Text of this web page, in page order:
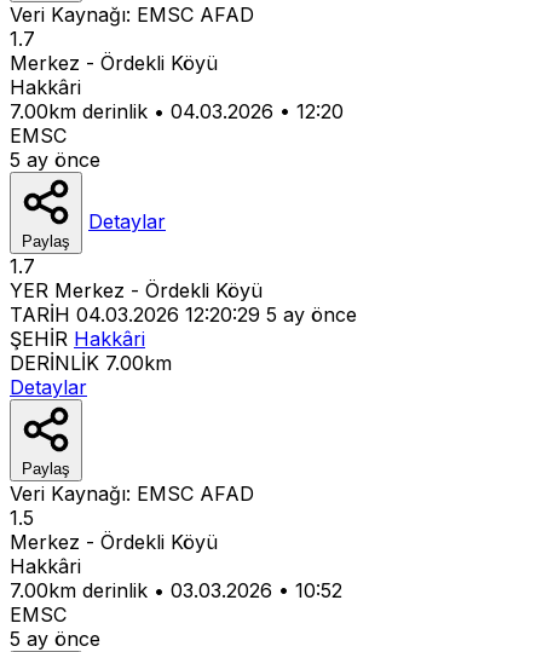
Veri Kaynağı: EMSC AFAD
1.7
Merkez - Ördekli Köyü
Hakkâri
7.00km derinlik • 04.03.2026 • 12:20
EMSC
5 ay önce
Paylaş
Detaylar
1.7
YER Merkez - Ördekli Köyü
TARİH 04.03.2026 12:20:29 5 ay önce
ŞEHİR Hakkâri
DERİNLİK 7.00km
Detaylar
Paylaş
Veri Kaynağı: EMSC AFAD
1.5
Merkez - Ördekli Köyü
Hakkâri
7.00km derinlik • 03.03.2026 • 10:52
EMSC
5 ay önce